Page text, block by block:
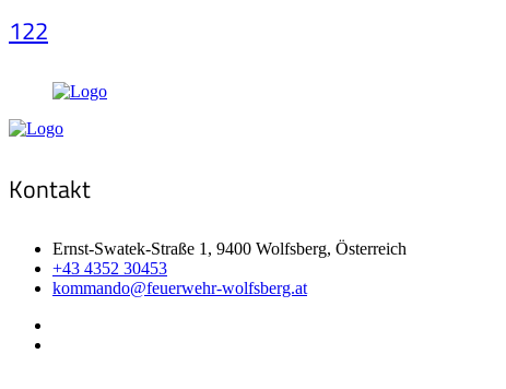
122
Kontakt
Ernst-Swatek-Straße 1, 9400 Wolfsberg, Österreich
+43 4352 30453
kommando@feuerwehr-wolfsberg.at